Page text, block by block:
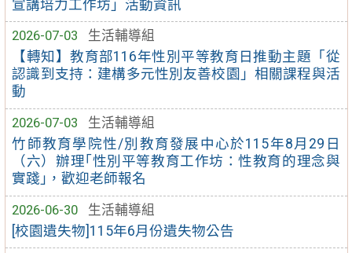
宣講培力工作坊」活動資訊
2026-07-03
生活輔導組
【轉知】教育部116年性別平等教育日推動主題「從
認識到支持：建構多元性別友善校園」相關課程與活
動
2026-07-03
生活輔導組
竹師教育學院性/別教育發展中心於115年8月29日
（六）辦理｢性別平等教育工作坊：性教育的理念與
實踐｣，歡迎老師報名
2026-06-30
生活輔導組
[校園遺失物]115年6月份遺失物公告